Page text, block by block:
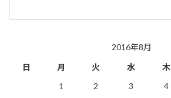
2016年8月
日
月 火 水 木
1
2 3 4